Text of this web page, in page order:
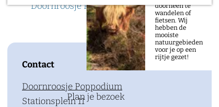
doorheen te
wandelen of
fietsen. Wij
hebben de
mooiste
natuurgebieden
voor je op een
rijtje gezet!
Plan je bezoek
Doornroosje Poppodium
t/m 22 mei
Contact
Doornroosje Poppodium
Stationsplein 11